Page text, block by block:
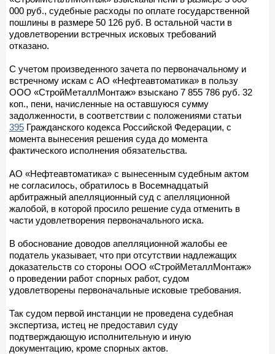
000 руб., судебные расходы по оплате государственной
пошлины в размере 50 126 руб. В остальной части в
удовлетворении встречных исковых требований
отказано.
С учетом произведенного зачета по первоначальному и
встречному искам с АО «Нефтеавтоматика» в пользу
ООО «СтройМеталлМонтаж» взыскано 7 855 786 руб. 32
коп., пени, начисленные на оставшуюся сумму
задолженности, в соответствии с положениями статьи
395 Гражданского кодекса Российской Федерации, с
момента вынесения решения суда до момента
фактического исполнения обязательства.
АО «Нефтеавтоматика» с вынесенным судебным актом
не согласилось, обратилось в Восемнадцатый
арбитражный апелляционный суд с апелляционной
жалобой, в которой просило решение суда отменить в
части удовлетворения первоначального иска.
В обоснование доводов апелляционной жалобы ее
податель указывает, что при отсутствии надлежащих
доказательств со стороны ООО «СтройМеталлМонтаж»
о проведении работ спорных работ, судом
удовлетворены первоначальные исковые требования.
Так судом первой инстанции не проведена судебная
экспертиза, истец не предоставил суду
подтверждающую исполнительную и иную
документацию, кроме спорных актов.